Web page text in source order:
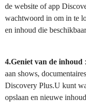
de website of app
wachtwoord in om in te
en inhoud die
4.Geniet van de inhoud
aan shows,
Discovery Plus.U kunt
opslaan en nieuwe